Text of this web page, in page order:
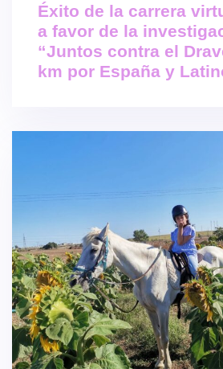
Éxito de la carrera
a favor de la
“Juntos contra el
km por España y